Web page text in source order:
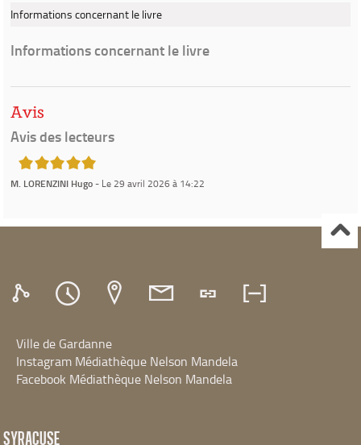
Informations concernant le livre
Informations concernant le livre
Avis
Avis des lecteurs
5/5
M. LORENZINI Hugo- Le 29 avril 2026 à 14:22
Ville de Gardanne
Instagram Médiathèque Nelson Mandela
Facebook Médiathèque Nelson Mandela
SYRACUSE